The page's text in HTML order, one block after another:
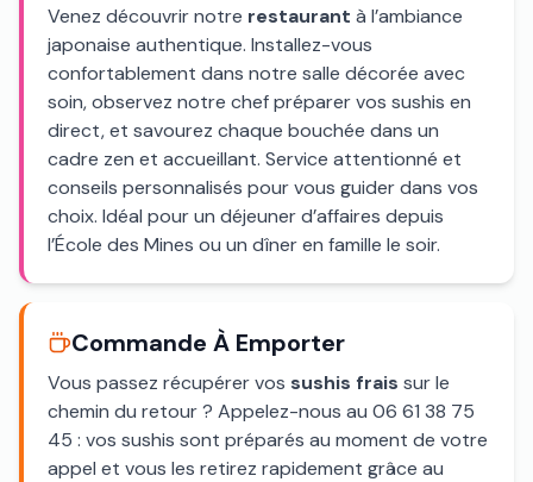
Venez découvrir notre restaurant à l’ambiance
japonaise authentique. Installez-vous
confortablement dans notre salle décorée avec
soin, observez notre chef préparer vos sushis en
direct, et savourez chaque bouchée dans un
cadre zen et accueillant. Service attentionné et
conseils personnalisés pour vous guider dans vos
choix. Idéal pour un déjeuner d’affaires depuis
l’École des Mines ou un dîner en famille le soir.
Commande À Emporter
Vous passez récupérer vos sushis frais sur le
chemin du retour ? Appelez-nous au 06 61 38 75
45 : vos sushis sont préparés au moment de votre
appel et vous les retirez rapidement grâce au